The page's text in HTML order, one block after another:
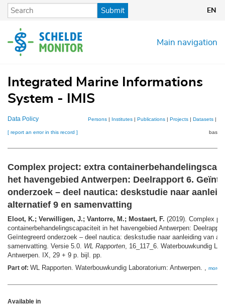
Skip
content
Submit EN
Main navigation
Integrated Marine Informations
System - IMIS
Data Policy Persons | Institutes | Publications | Projects | Datasets |
[ report an error in this record ]
Complex project: extra
het havengebied Antwerpen: Deelrapport 6.
onderzoek – deel nautica: deskstudie naar
alternatief 9 en samenvatting
Eloot, K.; Verwilligen, J.; Vantorre, M.; Mostaert, F. (2019). Complex
containerbehandelingscapaciteit in het havengebied Antwerpen:
Geïntegreerd onderzoek – deel nautica: deskstudie naar aanleiding van
samenvatting. Versie 5.0. WL Rapporten, 16_117_6. Waterbouwkundig
Antwerpen. IX, 29 + 9 p. bijl. pp.
Part of: WL Rapporten. Waterbouwkundig Laboratorium: Antwerpen. , more
Available in